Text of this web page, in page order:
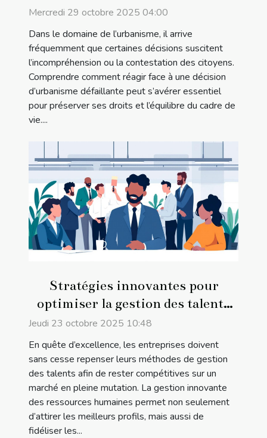
Mercredi 29 octobre 2025 04:00
Dans le domaine de l’urbanisme, il arrive
fréquemment que certaines décisions suscitent
l’incompréhension ou la contestation des citoyens.
Comprendre comment réagir face à une décision
d’urbanisme défaillante peut s’avérer essentiel
pour préserver ses droits et l’équilibre du cadre de
vie....
Stratégies innovantes pour
optimiser la gestion des talents
en entreprise
Jeudi 23 octobre 2025 10:48
En quête d’excellence, les entreprises doivent
sans cesse repenser leurs méthodes de gestion
des talents afin de rester compétitives sur un
marché en pleine mutation. La gestion innovante
des ressources humaines permet non seulement
d’attirer les meilleurs profils, mais aussi de
fidéliser les...